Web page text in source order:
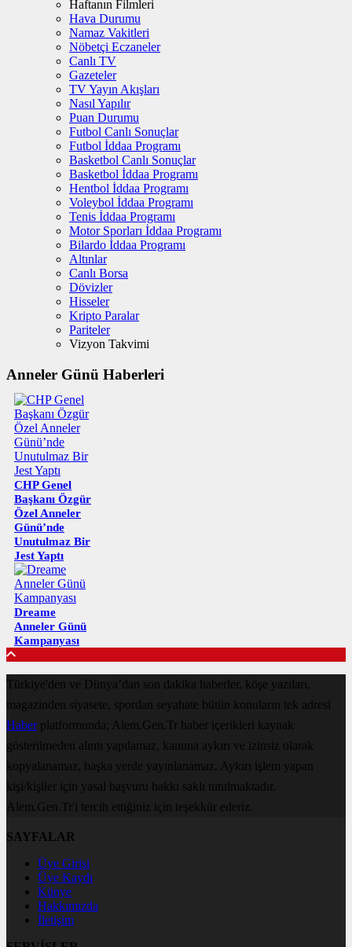
Haftanın Filmleri
Hava Durumu
Namaz Vakitleri
Nöbetçi Eczaneler
Canlı TV
Gazeteler
TV Yayın Akışları
Nasıl Yapılır
Puan Durumu
Futbol Canlı Sonuçlar
Futbol İddaa Programı
Basketbol Canlı Sonuçlar
Basketbol İddaa Programı
Hentbol İddaa Programı
Voleybol İddaa Programı
Tenis İddaa Programı
Motor Sporları İddaa Programı
Bilardo İddaa Programı
Altınlar
Canlı Borsa
Dövizler
Hisseler
Kripto Paralar
Pariteler
Vizyon Takvimi
Anneler Günü Haberleri
CHP Genel
Başkanı Özgür
Özel Anneler
Günü’nde
Unutulmaz Bir
Jest Yaptı
Dreame
Anneler Günü
Kampanyası
Türkiye'den ve Dünya’dan son dakika haberler, köşe yazıları,
magazinden siyasete, spordan seyahate bütün konuların tek adresi
Haberplatformunda; Alem.Gen.Tr haber içerikleri kaynak
gösterilmeden alıntı yapılamaz, kanuna aykırı ve izinsiz olarak
kopyalanamaz, başka yerde yayınlanamaz. Aykırı işlem yapan
kişi/kişiler için yasal başvuru hakkı saklı tutulmaktadır.
Alem.Gen.Tr'i tercih ettiğiniz için teşekkür ederiz.
SAYFALAR
Üye Girişi
Üye Kaydı
Künye
Hakkımızda
İletişim